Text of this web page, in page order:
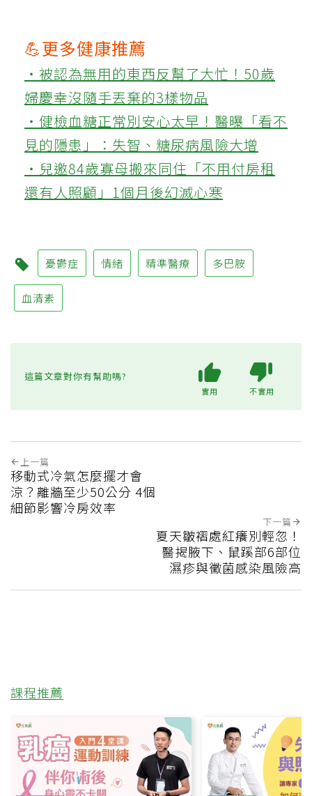
💪更多健康推薦
‧被認為無用的東西反幫了大忙！50歲
婦慶幸沒隨手丟棄的3樣物品
‧健檢血糖正常別安心太早！醫曝「看不
見的隱患」：失智、糖尿病風險大增
‧兒邀84歲寡母搬來同住「不用付房租
還有人照顧」1個月後幻滅心寒
憂鬱症 情緒 精準醫療 多巴胺
血清素
這篇文章對你有幫助嗎?
實用 不實用
上一篇
移動式冷氣怎麼擺才會
涼？離牆至少50公分 4個
細節影響冷房效率
下一篇
夏天皺褶處紅癢別輕忽！
醫揭腋下、鼠蹊部6部位
濕疹與黴菌感染風險高
課程推薦